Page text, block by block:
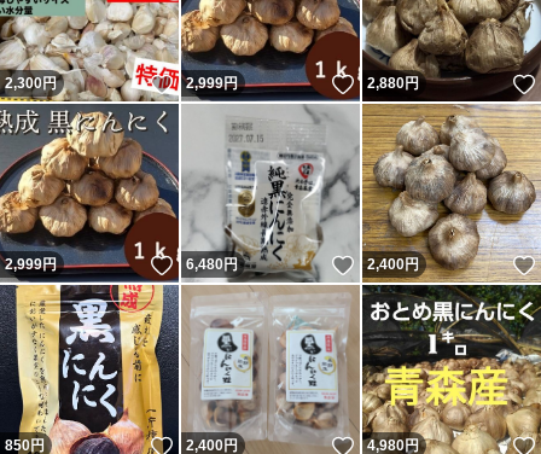
2,300円 いいね！
2,999円 いいね！
2,880円
2,999円 いいね！
6,480円 いいね！
2,400円
850円 いいね！
2,400円 いいね！
4,980円